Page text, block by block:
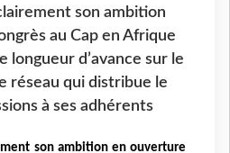
son ambition
au Cap en Afrique
longueur d’avance sur le
réseau qui distribue le
à ses adhérents
son ambition en ouverture